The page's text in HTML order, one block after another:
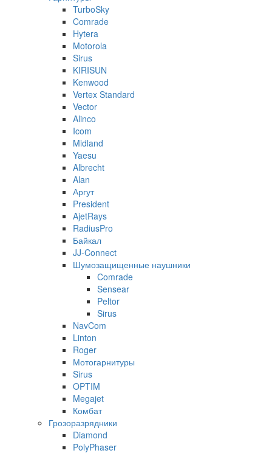
TurboSky
Comrade
Hytera
Motorola
Sirus
KIRISUN
Kenwood
Vertex Standard
Vector
Alinco
Icom
Midland
Yaesu
Albrecht
Alan
Аргут
President
AjetRays
RadiusPro
Байкал
JJ-Connect
Шумозащищенные наушники
Comrade
Sensear
Peltor
Sirus
NavCom
Linton
Roger
Мотогарнитуры
Sirus
OPTIM
Megajet
Комбат
Грозоразрядники
Diamond
PolyPhaser